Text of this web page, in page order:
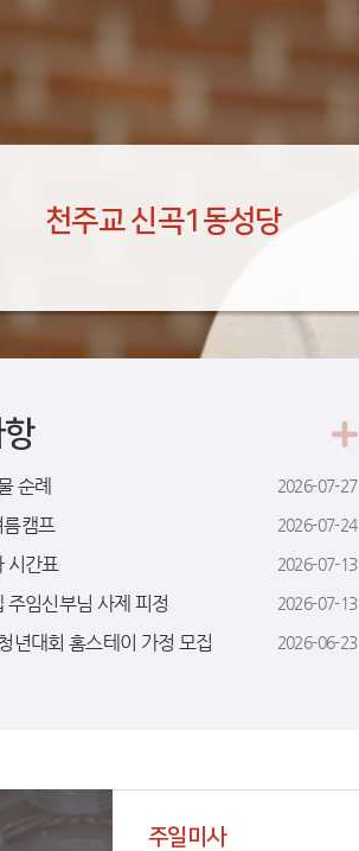
천주교 신곡1동성당
순례 2026-07-27
캠프 2026-07-24
시간표 2026-07-13
주임신부님 사제 피정 2026-07-13
년대회 홈스테이 가정 모집 2026-06-23
주일미사